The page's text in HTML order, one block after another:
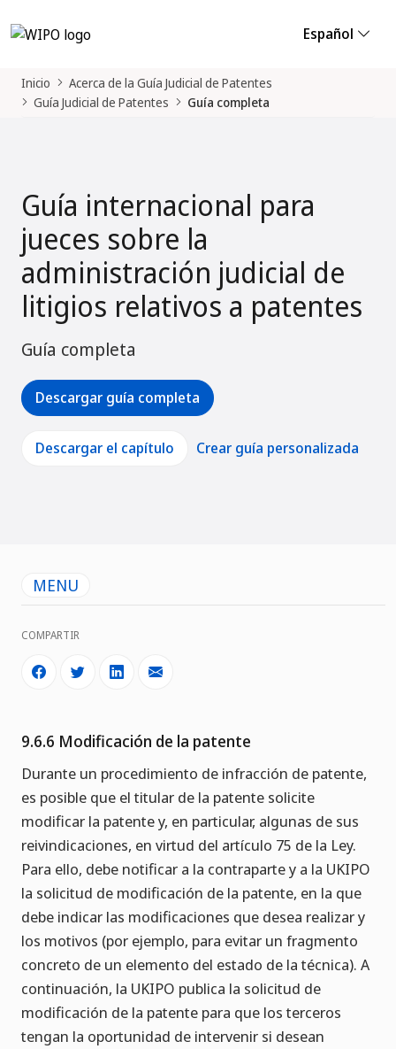
Español
Inicio
Acerca de la Guía Judicial de Patentes
Guía Judicial de Patentes
Guía completa
Guía internacional para
jueces sobre la
administración judicial de
litigios relativos a patentes
Guía completa
Descargar guía completa
Descargar el capítulo Crear guía personalizada
MENU
COMPARTIR
9.6.6 Modificación de la patente
Durante un procedimiento de infracción de patente,
es posible que el titular de la patente solicite
modificar la patente y, en particular, algunas de sus
reivindicaciones, en virtud del artículo 75 de la Ley.
Para ello, debe notificar a la contraparte y a la UKIPO
la solicitud de modificación de la patente, en la que
debe indicar las modificaciones que desea realizar y
los motivos (por ejemplo, para evitar un fragmento
concreto de un elemento del estado de la técnica). A
continuación, la UKIPO publica la solicitud de
modificación de la patente para que los terceros
tengan la oportunidad de intervenir si desean